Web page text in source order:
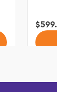
$599.